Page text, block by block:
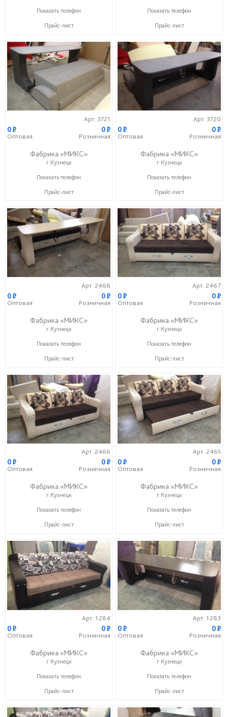
+7 (937) 423-36-37
Показать телефон
Прайс-лист
+7 (937) 423-36-37
Показать телефон
Прайс-лист
Арт. 3721
0P
Оптовая
0P
Розничная
Фабрика «МИКС»
г.Кузнецк
+7 (937) 423-36-37
Показать телефон
Прайс-лист
Арт. 3720
0P
Оптовая
0P
Розничная
Фабрика «МИКС»
г.Кузнецк
+7 (937) 423-36-37
Показать телефон
Прайс-лист
Арт. 2468
0P
Оптовая
0P
Розничная
Фабрика «МИКС»
г.Кузнецк
+7 (937) 423-36-37
Показать телефон
Прайс-лист
Арт. 2467
0P
Оптовая
0P
Розничная
Фабрика «МИКС»
г.Кузнецк
+7 (937) 423-36-37
Показать телефон
Прайс-лист
Арт. 2466
0P
Оптовая
0P
Розничная
Фабрика «МИКС»
г.Кузнецк
+7 (937) 423-36-37
Показать телефон
Прайс-лист
Арт. 2465
0P
Оптовая
0P
Розничная
Фабрика «МИКС»
г.Кузнецк
+7 (937) 423-36-37
Показать телефон
Прайс-лист
Арт. 1284
0P
Оптовая
0P
Розничная
Фабрика «МИКС»
г.Кузнецк
+7 (937) 423-36-37
Показать телефон
Прайс-лист
Арт. 1283
0P
Оптовая
0P
Розничная
Фабрика «МИКС»
г.Кузнецк
+7 (937) 423-36-37
Показать телефон
Прайс-лист